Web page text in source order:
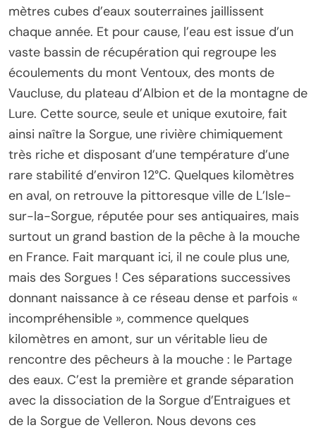
mètres cubes d’eaux souterraines jaillissent
chaque année. Et pour cause, l’eau est issue d’un
vaste bassin de récupération qui regroupe les
écoulements du mont Ventoux, des monts de
Vaucluse, du plateau d’Albion et de la montagne de
Lure. Cette source, seule et unique exutoire, fait
ainsi naître la Sorgue, une rivière chimiquement
très riche et disposant d’une température d’une
rare stabilité d’environ 12°C. Quelques kilomètres
en aval, on retrouve la pittoresque ville de L’Isle-
sur-la-Sorgue, réputée pour ses antiquaires, mais
surtout un grand bastion de la pêche à la mouche
en France. Fait marquant ici, il ne coule plus une,
mais des Sorgues ! Ces séparations successives
donnant naissance à ce réseau dense et parfois «
incompréhensible », commence quelques
kilomètres en amont, sur un véritable lieu de
rencontre des pêcheurs à la mouche : le Partage
des eaux. C’est la première et grande séparation
avec la dissociation de la Sorgue d’Entraigues et
de la Sorgue de Velleron. Nous devons ces